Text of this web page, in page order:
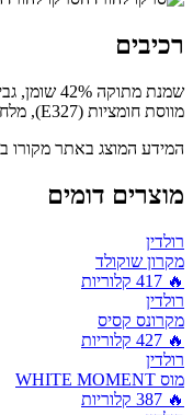
רכיבים
מווסת חומציות (E327), מלח, חומרי טעם וריח, מונע התגיישות (E341), צבע מאכל (בטא קרוטן), חומרי תפיחה (E450i, E500ii).
המידע המוצג באתר מקורו
מוצרים דומים
רולדין
מקרון שוקולד
🔥
417 קלוריות
רולדין
מקרונס קסיס
🔥
427 קלוריות
רולדין
מוס WHITE MOMENT
🔥
387 קלוריות